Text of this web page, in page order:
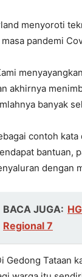
menyoroti
pandemi
akhirnya
banyak
contoh
bantuan,
dengan
BACA JUGA:
Regional 7
Gedong Tataan